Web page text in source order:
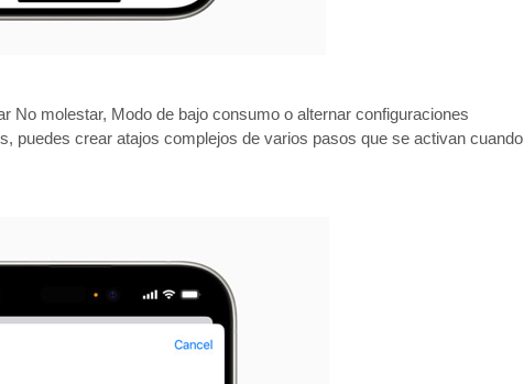
No molestar, Modo de bajo consumo o alternar configuraciones
puedes crear atajos complejos de varios pasos que se activan cuando